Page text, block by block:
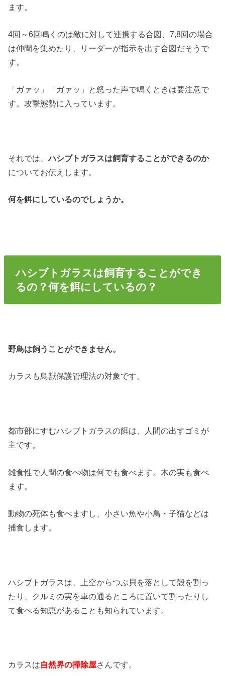
ます。
4回～6回鳴くのは敵に対して連携する合図、7,8回の場合
は仲間を集めたり、リーダーが指示を出す合図だそうで
す。
「ガァッ」「ガァッ」と怒った声で鳴くときは要注意で
す。攻撃態勢に入っています。
それでは、ハシブトガラスは飼育することができるのか
についてお伝えします。
何を餌にしているのでしょうか。
ハシブトガラスは飼育することができ
るの？何を餌にしているの？
野鳥は飼うことができません。
カラスも鳥獣保護管理法の対象です。
都市部にすむハシブトガラスの餌は、人間の出すゴミが
主です。
雑食性で人間の食べ物は何でも食べます。木の実も食べ
ます。
動物の死体も食べますし、小さい魚や小鳥・子猫などは
捕食します。
ハシブトガラスは、上空からつぶ貝を落として殻を割っ
たり、クルミの実を車の通るところに置いて割ったりし
て食べる知恵があることも知られています。
カラスは自然界の掃除屋さんです。